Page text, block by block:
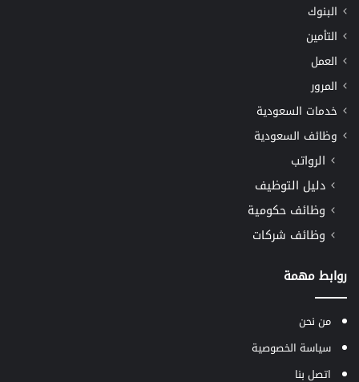
البنوك
التأمين
العمل
المرور
خدمات السعودية
وظائف السعودية
الرواتب
دليل التوظيف
وظائف حكومية
وظائف شركات
روابط مهمة
من نحن
سياسة الخصوصية
اتصل بنا